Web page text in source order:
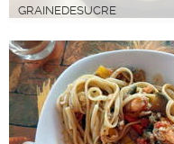
GRAINEDESUCRE